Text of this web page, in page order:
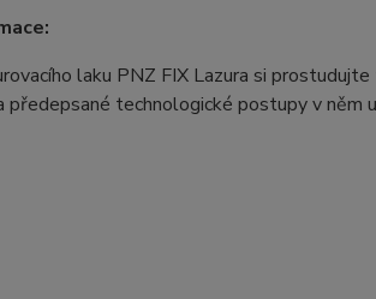
laku PNZ FIX Lazura si
předepsané technologické postupy v něm